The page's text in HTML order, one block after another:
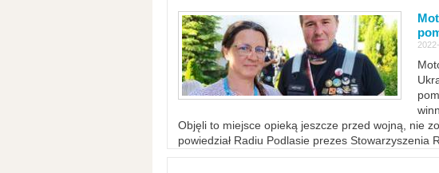
Objęli to miejsce opieką jeszcze przed wojną, nie
powiedział Radiu Podlasie prezes Stowarzyszenia